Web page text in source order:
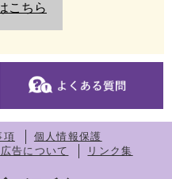
こちら
項
個人情報保護
告について リンク集